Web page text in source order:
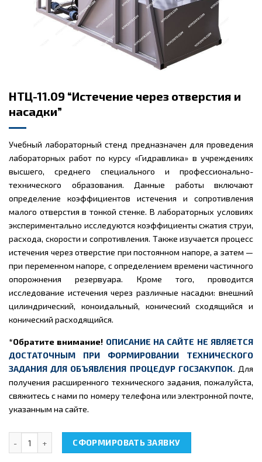
НТЦ-11.09 “Истечение через отверстия и
насадки”
Учебный лабораторный стенд предназначен для проведения
лабораторных работ по курсу «Гидравлика» в учреждениях
высшего, среднего специального и профессионально-
технического образования. Данные работы включают
определение коэффициентов истечения и сопротивления
малого отверстия в тонкой стенке. В лабораторных условиях
экспериментально исследуются коэффициенты сжатия струи,
расхода, скорости и сопротивления. Также изучается процесс
истечения через отверстие при постоянном напоре, а затем —
при переменном напоре, с определением времени частичного
опорожнения резервуара. Кроме того, проводится
исследование истечения через различные насадки: внешний
цилиндрический, коноидальный, конический сходящийся и
конический расходящийся.
*Обратите внимание! ОПИСАНИЕ НА САЙТЕ НЕ ЯВЛЯЕТСЯ
ДОСТАТОЧНЫМ ПРИ ФОРМИРОВАНИИ ТЕХНИЧЕСКОГО
ЗАДАНИЯ ДЛЯ ОБЪЯВЛЕНИЯ ПРОЦЕДУР ГОСЗАКУПОК. Для
получения расширенного технического задания, пожалуйста,
свяжитесь с нами по номеру телефона или электронной почте,
указанным на сайте.
Количество товара НТЦ-11.09 "Истечение через отверстия и
СФОРМИРОВАТЬ ЗАЯВКУ